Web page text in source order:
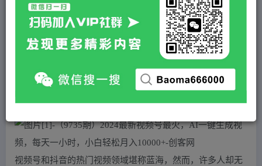
5 积分
黄金会员 2 超级会员(永久VIP) 免费
站长QQ：1970819299
视频号和抖音的热门视频领域堪称蓝海，然而，许多人却无